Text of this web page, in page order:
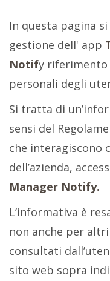
In questa pagina
gestione dell' app
Notify
personali degli
Si tratta di
sensi del
che interagiscono
dell’azienda,
Manager Notify.
L’informativa è
non anche per
consultati
sito web sopra